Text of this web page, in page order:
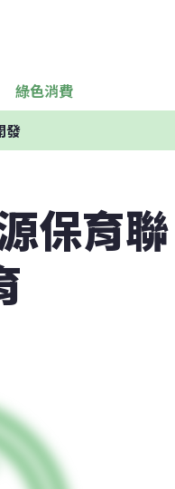
綠色消費
發
保育聯